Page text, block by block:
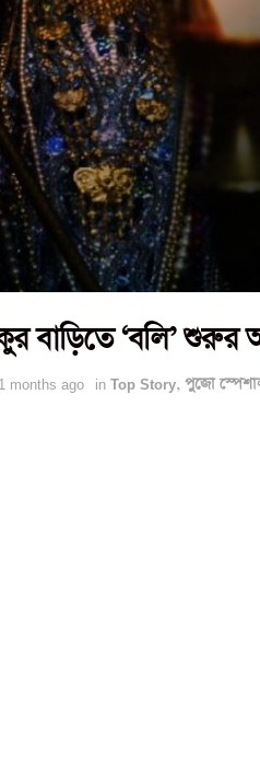
বাড়িতে ‘বলি’ শুরুর
months ago in Top Story, পুজো